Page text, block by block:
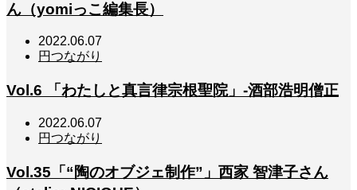
ん（yomiっこ編集長）
2022.06.07
円つながり
Vol.6 「わたしと真言律宗根聖院」-酒部浩明僧正
2022.06.07
円つながり
Vol.35「“陶のオブジェ制作”」西家 智津子さん